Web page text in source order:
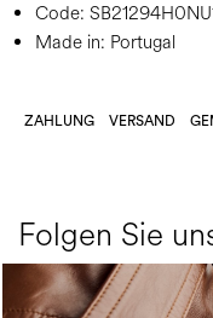
Code:
Made in: Portugal
ZAHLUNG VERSAND
Folgen Sie